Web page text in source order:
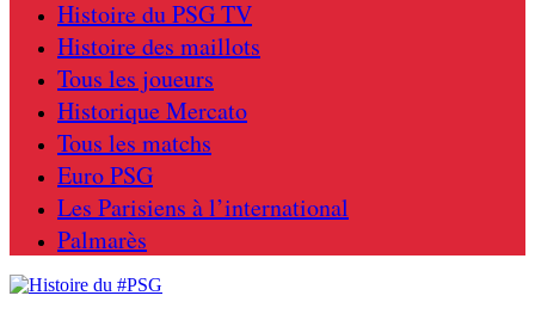
Histoire du PSG TV
Histoire des maillots
Tous les joueurs
Historique Mercato
Tous les matchs
Euro PSG
Les Parisiens à l’international
Palmarès